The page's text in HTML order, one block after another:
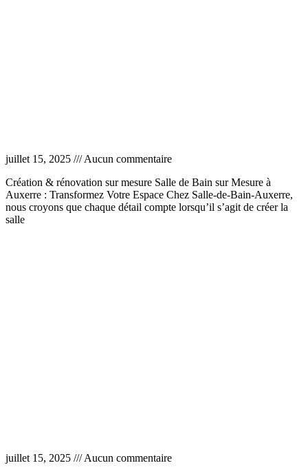
juillet 15, 2025
Aucun commentaire
Création & rénovation sur mesure Salle de Bain sur Mesure à
Auxerre : Transformez Votre Espace Chez Salle-de-Bain-Auxerre,
nous croyons que chaque détail compte lorsqu’il s’agit de créer la
salle
juillet 15, 2025
Aucun commentaire